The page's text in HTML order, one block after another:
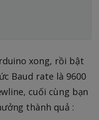
xong, rồi bật
Baud rate là 9600
cuối cùng bạn
thành quả :